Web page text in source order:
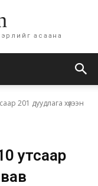
асаана
201 дуудлага хүлээн
утсаар